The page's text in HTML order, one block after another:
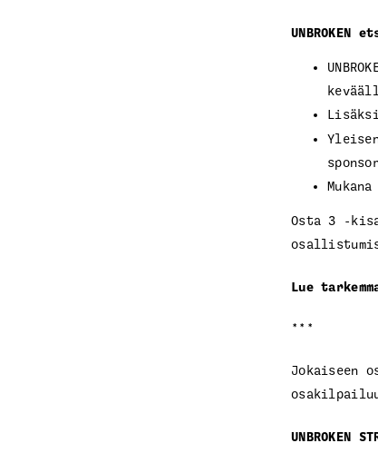
Osta 3 -
Lue
***
Jokaiseen
UNBROKEN